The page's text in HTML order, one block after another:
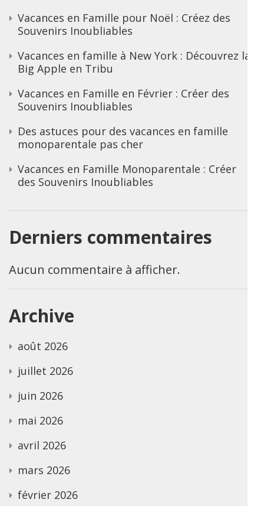
Vacances en Famille pour Noël : Créez des
Souvenirs Inoubliables
Vacances en famille à New York : Découvrez la
Big Apple en Tribu
Vacances en Famille en Février : Créer des
Souvenirs Inoubliables
Des astuces pour des vacances en famille
monoparentale pas cher
Vacances en Famille Monoparentale : Créer
des Souvenirs Inoubliables
Derniers commentaires
Aucun commentaire à afficher.
Archive
août 2026
juillet 2026
juin 2026
mai 2026
avril 2026
mars 2026
février 2026